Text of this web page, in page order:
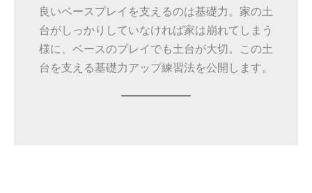
良いベースプレイを支えるのは基礎力。家の土
台がしっかりしていなければ家は崩れてしまう
様に、ベースのプレイでも土台が大切。この土
台を支える基礎力アップ練習法を公開します。